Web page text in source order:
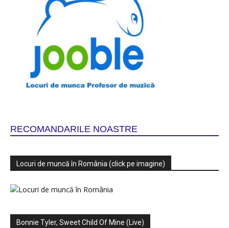
RECOMANDARILE NOASTRE
Locuri de muncă în România (click pe imagine)
Bonnie Tyler, Sweet Child Of Mine (Live)